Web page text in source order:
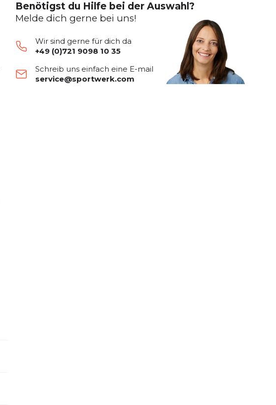
Benötigst du Hilfe bei der Auswahl?
Melde dich gerne bei uns!
Wir sind gerne für dich da
+49 (0)721 9098 10 35
Schreib uns einfach eine E-mail
service@sportwerk.com